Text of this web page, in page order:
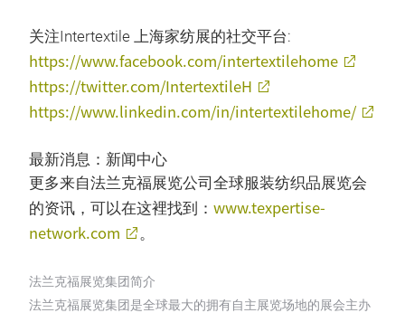
关注Intertextile 上海家纺展的社交平台:
https://www.facebook.com/intertextilehome
https://twitter.com/IntertextileH
https://www.linkedin.com/in/intertextilehome/
最新消息：新闻中心
更多来自法兰克福展览公司全球服装纺织品展览会
的资讯，可以在这裡找到： www.texpertise-
network.com
。
法兰克福展览集团简介
法兰克福展览集团是全球最大的拥有自主展览场地的展会主办